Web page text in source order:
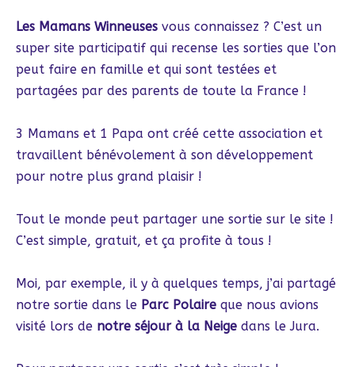
Les Mamans Winneuses vous connaissez ? C’est un
super site participatif qui recense les sorties que l’on
peut faire en famille et qui sont testées et
partagées par des parents de toute la France !
3 Mamans et 1 Papa ont créé cette association et
travaillent bénévolement à son développement
pour notre plus grand plaisir !
Tout le monde peut partager une sortie sur le site !
C’est simple, gratuit, et ça profite à tous !
Moi, par exemple, il y à quelques temps, j’ai partagé
notre sortie dans le Parc Polaire que nous avions
visité lors de notre séjour à la Neige dans le Jura.